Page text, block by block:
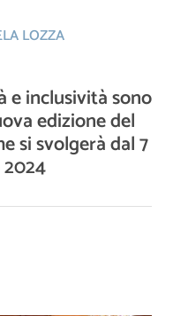
LOZZA
e inclusività sono
edizione del
si svolgerà dal 7
2024